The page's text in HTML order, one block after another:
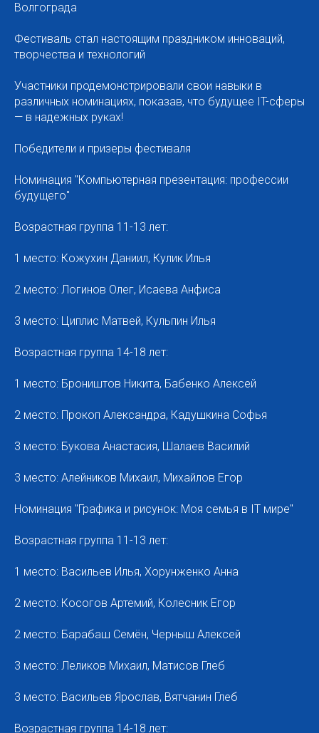
Волгограда
Фестиваль стал настоящим праздником инноваций,
творчества и технологий
Участники продемонстрировали свои навыки в
различных номинациях, показав, что будущее IT-сферы
— в надежных руках!
Победители и призеры фестиваля
Номинация "Компьютерная презентация: профессии
будущего"
Возрастная группа 11-13 лет:
1 место: Кожухин Даниил, Кулик Илья
2 место: Логинов Олег, Исаева Анфиса
3 место: Циплис Матвей, Кульпин Илья
Возрастная группа 14-18 лет:
1 место: Броништов Никита, Бабенко Алексей
2 место: Прокоп Александра, Кадушкина Софья
3 место: Букова Анастасия, Шалаев Василий
3 место: Алейников Михаил, Михайлов Егор
Номинация "Графика и рисунок: Моя семья в IT мире"
Возрастная группа 11-13 лет:
1 место: Васильев Илья, Хорунженко Анна
2 место: Косогов Артемий, Колесник Егор
2 место: Барабаш Семён, Черныш Алексей
3 место: Леликов Михаил, Матисов Глеб
3 место: Васильев Ярослав, Вятчанин Глеб
Возрастная группа 14-18 лет: